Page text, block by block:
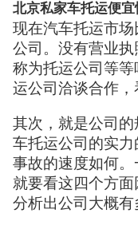
北京私家车托运便
现在汽车托运市
公司。没有营业
称为托运公司等
运公司洽谈合作，
其次，就是公司
车托运公司的实
事故的速度如何
就要看这四个方
分析出公司大概有